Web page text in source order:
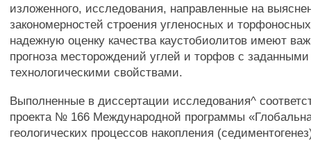
изложенного, исследования, направленные на
закономерностей строения угленосных и
надежную оценку качества каустобиолитов имеют
прогноза месторождений углей и торфов с заданными
технологическими свойствами.
Выполненные в диссертации исследования^
проекта № 166 Международной программы
геологических процессов накопления